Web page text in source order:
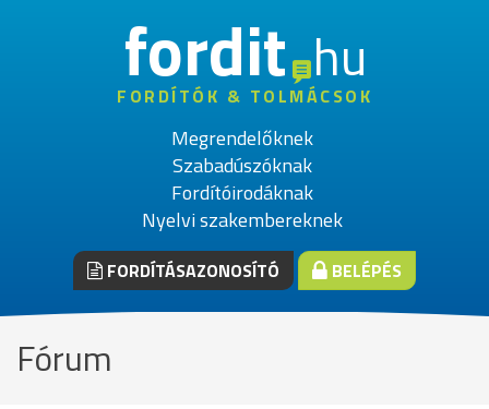
fordithu
FORDÍTÓK & TOLMÁCSOK
Megrendelőknek
Szabadúszóknak
Fordítóirodáknak
Nyelvi szakembereknek
FORDÍTÁSAZONOSÍTÓ BELÉPÉS
Fórum